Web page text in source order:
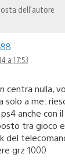
dell'autore
a 17:53
centra nulla,
solo a me:
anche con
tra gioco
del
grz 1000